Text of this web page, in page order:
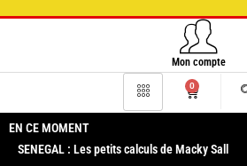
Mon compte
0
EN CE MOMENT
SENEGAL : Les petits calculs de Macky Sall